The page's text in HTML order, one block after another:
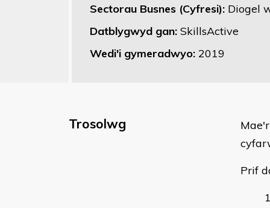
Sectorau Busnes (Cyfresi): Diogel
Datblygwyd gan: SkillsActive
Wedi'i gymeradwyo: 2019
Trosolwg
Prif